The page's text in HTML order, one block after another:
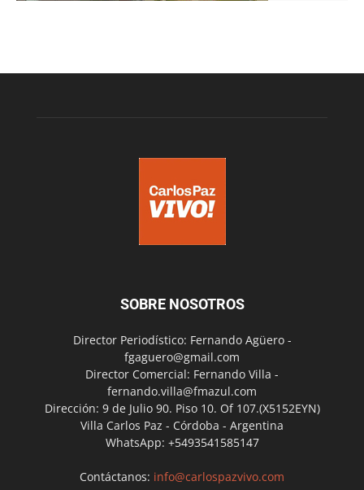
SOBRE NOSOTROS
Director Periodístico: Fernando Agüero -
fgaguero@gmail.com
Director Comercial: Fernando Villa -
fernando.villa@fmazul.com
Dirección: 9 de Julio 90. Piso 10. Of 107.(X5152EYN)
Villa Carlos Paz - Córdoba - Argentina
WhatsApp: +5493541585147
Contáctanos: info@carlospazvivo.com